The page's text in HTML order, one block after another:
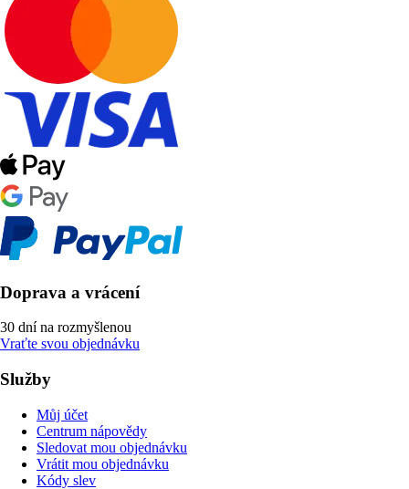
Doprava a vrácení
30 dní na rozmyšlenou
Vraťte svou objednávku
Služby
Můj účet
Centrum nápovědy
Sledovat mou objednávku
Vrátit mou objednávku
Kódy slev